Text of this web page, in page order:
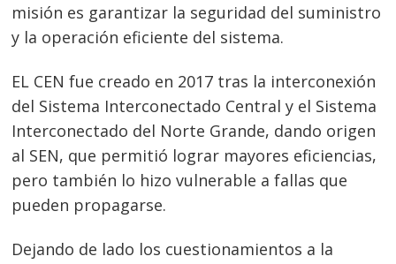
misión es garantizar la seguridad del suministro
y la operación eficiente del sistema.
EL CEN fue creado en 2017 tras la interconexión
del Sistema Interconectado Central y el Sistema
Interconectado del Norte Grande, dando origen
al SEN, que permitió lograr mayores eficiencias,
pero también lo hizo vulnerable a fallas que
pueden propagarse.
Dejando de lado los cuestionamientos a la